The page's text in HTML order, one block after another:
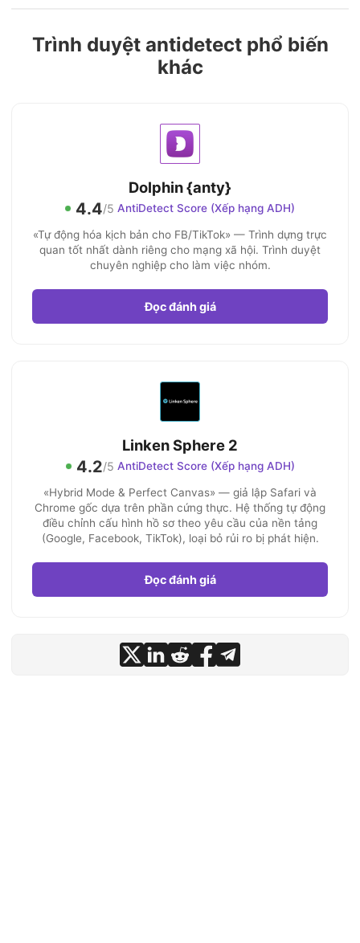
Trình duyệt antidetect phổ biến
khác
Dolphin {anty}
4.4/5 AntiDetect Score (Xếp hạng ADH)
«Tự động hóa kịch bản cho FB/TikTok» — Trình dựng trực
quan tốt nhất dành riêng cho mạng xã hội. Trình duyệt
chuyên nghiệp cho làm việc nhóm.
Đọc đánh giá
Linken Sphere 2
4.2/5 AntiDetect Score (Xếp hạng ADH)
«Hybrid Mode & Perfect Canvas» — giả lập Safari và
Chrome gốc dựa trên phần cứng thực. Hệ thống tự động
điều chỉnh cấu hình hồ sơ theo yêu cầu của nền tảng
(Google, Facebook, TikTok), loại bỏ rủi ro bị phát hiện.
Đọc đánh giá